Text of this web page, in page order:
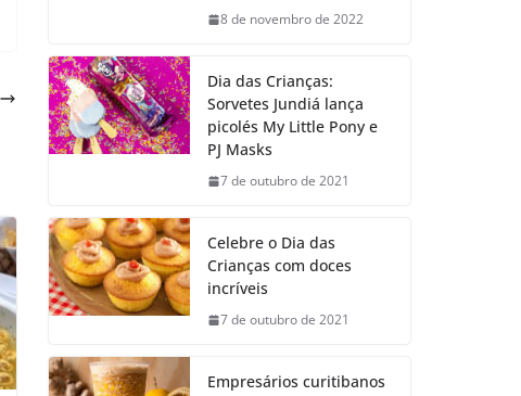
8 de novembro de 2022
Dia das Crianças:
Sorvetes Jundiá lança
picolés My Little Pony e
PJ Masks
7 de outubro de 2021
Celebre o Dia das
Crianças com doces
incríveis
7 de outubro de 2021
Empresários curitibanos